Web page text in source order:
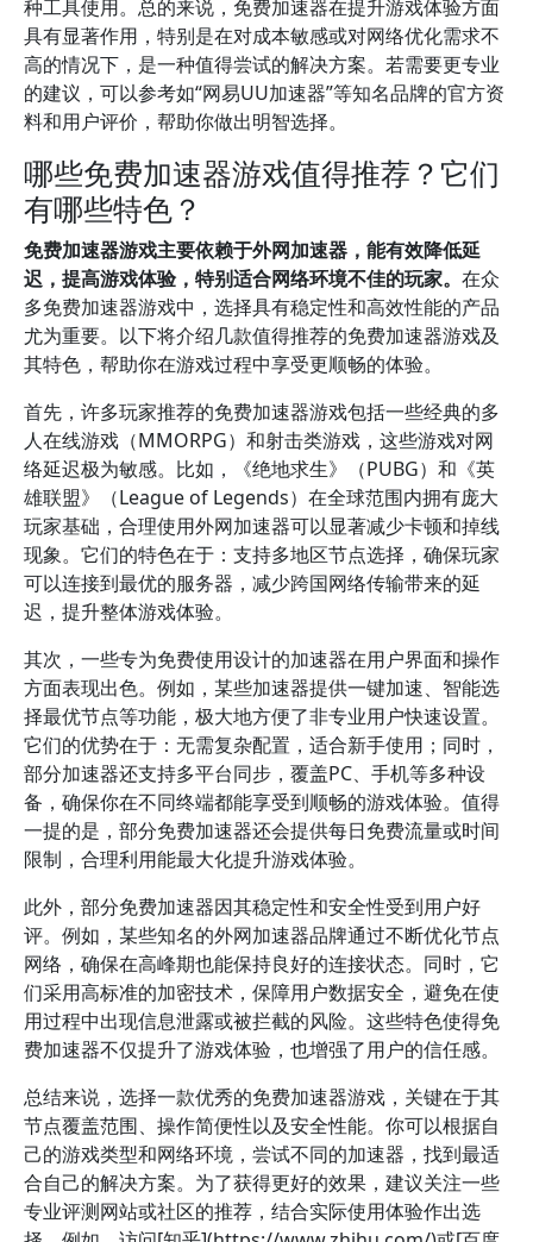
种工具使用。总的来说，免费加速器在提升游戏体验方面
具有显著作用，特别是在对成本敏感或对网络优化需求不
高的情况下，是一种值得尝试的解决方案。若需要更专业
的建议，可以参考如“网易UU加速器”等知名品牌的官方资
料和用户评价，帮助你做出明智选择。
哪些免费加速器游戏值得推荐？它们
有哪些特色？
免费加速器游戏主要依赖于外网加速器，能有效降低延
迟，提高游戏体验，特别适合网络环境不佳的玩家。 在众
多免费加速器游戏中，选择具有稳定性和高效性能的产品
尤为重要。以下将介绍几款值得推荐的免费加速器游戏及
其特色，帮助你在游戏过程中享受更顺畅的体验。
首先，许多玩家推荐的免费加速器游戏包括一些经典的多
人在线游戏（MMORPG）和射击类游戏，这些游戏对网
络延迟极为敏感。比如，《绝地求生》（PUBG）和《英
雄联盟》（League of Legends）在全球范围内拥有庞大
玩家基础，合理使用外网加速器可以显著减少卡顿和掉线
现象。它们的特色在于：支持多地区节点选择，确保玩家
可以连接到最优的服务器，减少跨国网络传输带来的延
迟，提升整体游戏体验。
其次，一些专为免费使用设计的加速器在用户界面和操作
方面表现出色。例如，某些加速器提供一键加速、智能选
择最优节点等功能，极大地方便了非专业用户快速设置。
它们的优势在于：无需复杂配置，适合新手使用；同时，
部分加速器还支持多平台同步，覆盖PC、手机等多种设
备，确保你在不同终端都能享受到顺畅的游戏体验。值得
一提的是，部分免费加速器还会提供每日免费流量或时间
限制，合理利用能最大化提升游戏体验。
此外，部分免费加速器因其稳定性和安全性受到用户好
评。例如，某些知名的外网加速器品牌通过不断优化节点
网络，确保在高峰期也能保持良好的连接状态。同时，它
们采用高标准的加密技术，保障用户数据安全，避免在使
用过程中出现信息泄露或被拦截的风险。这些特色使得免
费加速器不仅提升了游戏体验，也增强了用户的信任感。
总结来说，选择一款优秀的免费加速器游戏，关键在于其
节点覆盖范围、操作简便性以及安全性能。你可以根据自
己的游戏类型和网络环境，尝试不同的加速器，找到最适
合自己的解决方案。为了获得更好的效果，建议关注一些
专业评测网站或社区的推荐，结合实际使用体验作出选